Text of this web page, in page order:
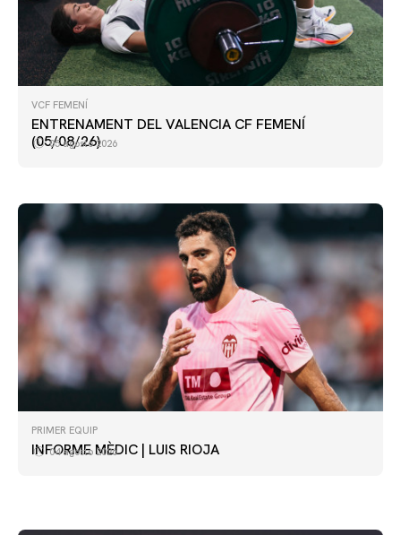
VCF FEMENÍ
ENTRENAMENT DEL VALENCIA CF FEMENÍ
(05/08/26)
05 agosto 2026
PRIMER EQUIP
ENTRENAMENT DEL VALENCIA CF 5/8/2026
PRIMER EQUIP
INFORME MÈDIC | LUIS RIOJA
04 agosto 2026
ENTRENAMENT DEL VALENCIA CF FEMENÍ
(04/08/26)
PRIMER EQUIP
ENTRENAMENT DEL VALENCIA CF 4/8/2026